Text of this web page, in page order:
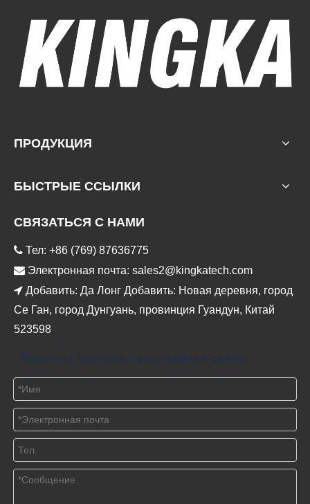
ПРОДУКЦИЯ
БЫСТРЫЕ ССЫЛКИ
СВЯЗАТЬСЯ С НАМИ
 Тел: +86 (769) 87636775
 Электронная почта: sales2@kingkatech.com
 Добавить: Да Лонг Добавить: Новая деревня, город
Се Ган, город Дунгуань, провинция Гуандун, Китай
523598
Получите ценовое предложение сейчас